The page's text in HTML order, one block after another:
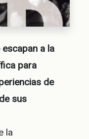
a la
para
de
sus
la